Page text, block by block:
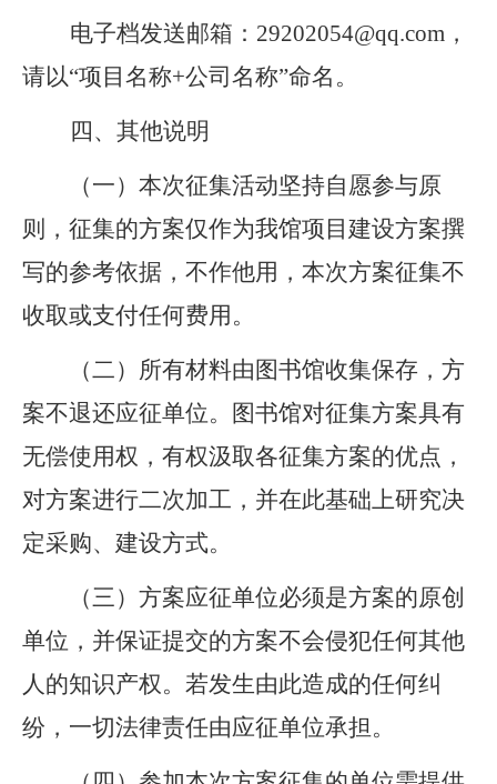
电子档发送邮箱：29202054@qq.com，
请以“项目名称+公司名称”命名。
四、其他说明
（一）本次征集活动坚持自愿参与原
则，征集的方案仅作为我馆项目建设方案撰
写的参考依据，不作他用，本次方案征集不
收取或支付任何费用。
（二）所有材料由图书馆收集保存，方
案不退还应征单位。图书馆对征集方案具有
无偿使用权，有权汲取各征集方案的优点，
对方案进行二次加工，并在此基础上研究决
定采购、建设方式。
（三）方案应征单位必须是方案的原创
单位，并保证提交的方案不会侵犯任何其他
人的知识产权。若发生由此造成的任何纠
纷，一切法律责任由应征单位承担。